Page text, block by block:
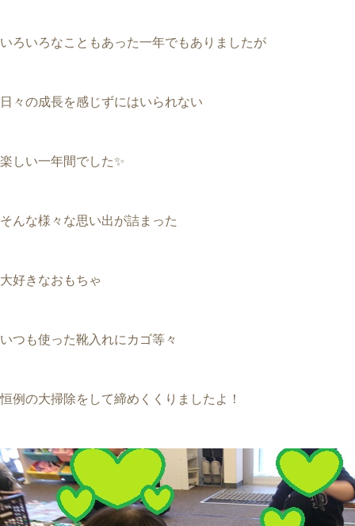
いろいろなこともあった一年でもありましたが
日々の成長を感じずにはいられない
楽しい一年間でした✨
そんな様々な思い出が詰まった
大好きなおもちゃ
いつも使った靴入れにカゴ等々
恒例の大掃除をして締めくくりましたよ！